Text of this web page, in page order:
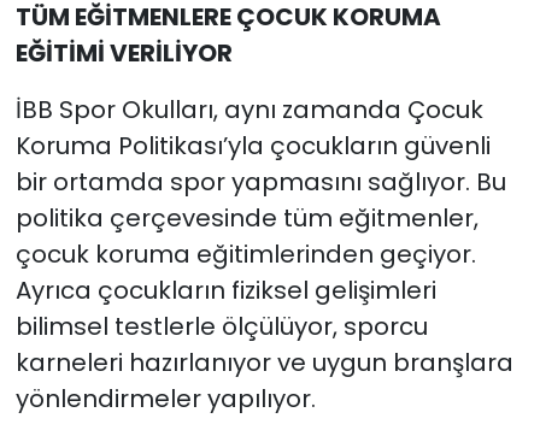
TÜM EĞİTMENLERE ÇOCUK KORUMA
EĞİTİMİ VERİLİYOR
İBB Spor Okulları, aynı zamanda Çocuk
Koruma Politikası’yla çocukların güvenli
bir ortamda spor yapmasını sağlıyor. Bu
politika çerçevesinde tüm eğitmenler,
çocuk koruma eğitimlerinden geçiyor.
Ayrıca çocukların fiziksel gelişimleri
bilimsel testlerle ölçülüyor, sporcu
karneleri hazırlanıyor ve uygun branşlara
yönlendirmeler yapılıyor.